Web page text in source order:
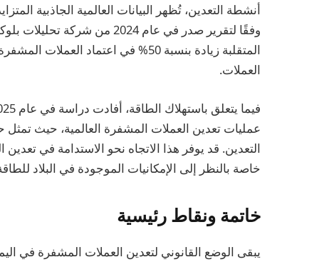
أنشطة التعدين، تُظهر البيانات العالمية الجاذبية
وفقًا لتقرير صدر في عام 2024
المتقلبة زيادة بنسبة 50% في
العملات.
التعدين. قد يوفر هذا الاتجاه نحو الاستدامة في
خاصة بالنظر إلى الإمكانيات الموجودة في البلاد
خاتمة ونقاط رئيسية